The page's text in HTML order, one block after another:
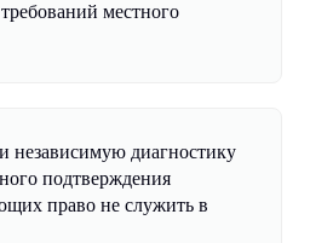
местного
независимую диагностику
подтверждения
право не служить в